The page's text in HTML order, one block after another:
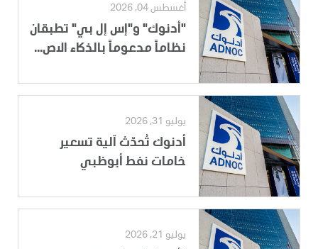
أغسطس 04, 2026
"أدنوك" و"إس إل بي" تطبقان
نظاماً مدعوماً بالذكاء الاص...
يوليو 31, 2026
أدنوك تُحدّث آلية تسعير
خامات نفط أبوظبي
يوليو 21, 2026